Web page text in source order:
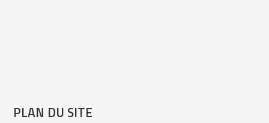
PLAN DU SITE